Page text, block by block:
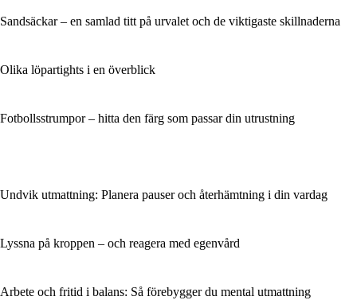
Sandsäckar – en samlad titt på urvalet och de viktigaste skillnaderna
Olika löpartights i en överblick
Fotbollsstrumpor – hitta den färg som passar din utrustning
Undvik utmattning: Planera pauser och återhämtning i din vardag
Lyssna på kroppen – och reagera med egenvård
Arbete och fritid i balans: Så förebygger du mental utmattning